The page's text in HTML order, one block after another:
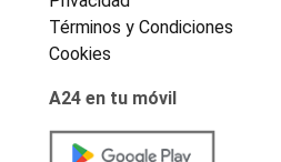
Términos y Condiciones
Cookies
A24 en tu móvil